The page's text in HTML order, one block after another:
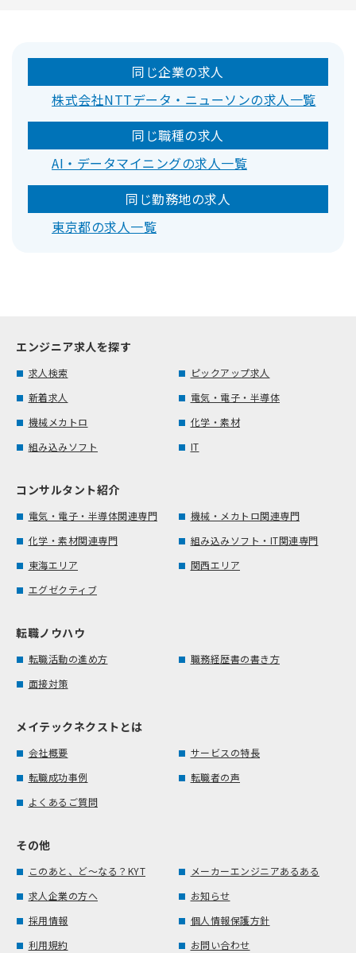
同じ企業の求人
株式会社NTTデータ・ニューソンの求人一覧
同じ職種の求人
AI・データマイニングの求人一覧
同じ勤務地の求人
東京都の求人一覧
エンジニア求人を探す
求人検索
ピックアップ求人
新着求人
電気・電子・半導体
機械メカトロ
化学・素材
組み込みソフト
IT
コンサルタント紹介
電気・電子・半導体関連専門
機械・メカトロ関連専門
化学・素材関連専門
組み込みソフト・IT関連専門
東海エリア
関西エリア
エグゼクティブ
転職ノウハウ
転職活動の進め方
職務経歴書の書き方
面接対策
メイテックネクストとは
会社概要
サービスの特長
転職成功事例
転職者の声
よくあるご質問
その他
このあと、ど～なる？KYT
メーカーエンジニアあるある
求人企業の方へ
お知らせ
採用情報
個人情報保護方針
利用規約
お問い合わせ